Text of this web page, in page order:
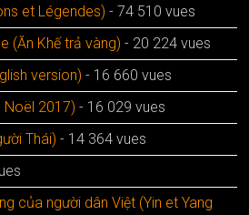
et Légendes) - 74 510 vues
(Ăn Khế trả vàng) - 20 224 vues
version) - 16 660 vues
Noël 2017) - 16 029 vues
Thái) - 14 364 vues
của người dân Việt (Yin et Yang